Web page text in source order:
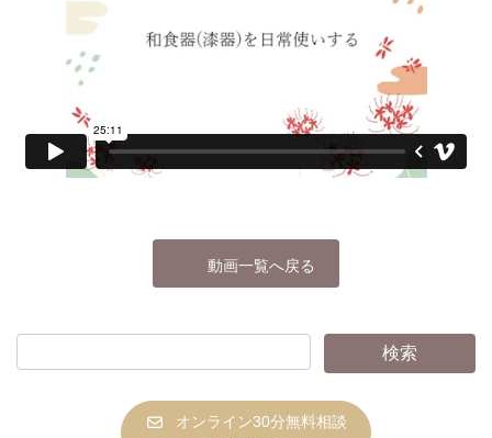
動画一覧へ戻る
オンライン30分無料相談